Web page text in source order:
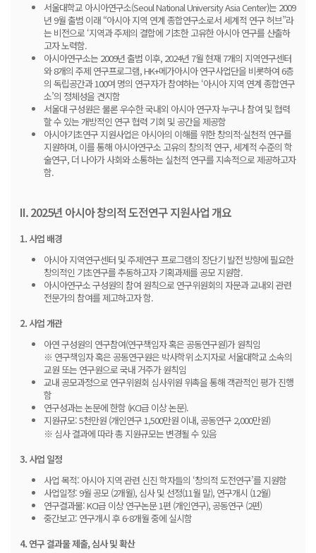
서울대학교 아시아연구소(Seoul National University Asia Center)는 2009
년 9월 출범 이래 “아시아 지역 연계 종합연구소로서 세계적 연구 허브”라
는 비전으로 ‘지역과 주제의 결합에 기초한 고유한 아시아 연구를 산출하
고자 노력함.
아시아연구소는 2009년 출범 이후, 2024년 7월 현재 7개의 지역연구센터
와 8개의 주제 연구프로그램, HK+메가아시아 연구사업단을 비롯하여 6층
의 독립공간과 100여 명의 연구자가 참여하는 ‘아시아 지역 연계 종합연구
소’의 정체성을 견지함
서울대 구성원은 물론 우수한 국내외 아시아 연구자 누구나 참여 및 협력
할 수 있는 개방적인 연구 협력 기회 및 공간을 제공함
아시아기초연구 지원사업은 아시아의 이해를 위한 창의적·실천적 연구를
지원하며, 이를 통해 아시아연구소 고유의 창의적 연구, 세계적 수준의 학
술연구, 더 나아가 사회와 소통하는 실천적 연구를 지속적으로 제공하고자
함.
II. 2025년 아시아 창의적 도전연구 지원사업 개요
1. 사업 배경
아시아 지역연구센터 및 주제연구 프로그램의 장단기 발전 방향에 필요한
창의적인 기초연구를 추동하고자 기획과제를 공모 지원함.
아시아연구소 구성원의 참여 원칙으로 연구위원회의 자문과 교내외 관련
전문가의 참여를 제고하고자 함.
2. 사업 개관
아연 구성원의 연구참여(연구책임자 혹은 공동연구원)가 원칙임
※ 연구책임자 혹은 공동연구원은 박사학위 소지자로 서울대학교 소속의
교원 또는 연구원으로 국내 거주가 원칙임
교내 공모과정으로 연구위원회 심사위원 위촉을 통해 객관적인 평가 진행
함
연구성과는 논문에 한함 (KCI급 이상 논문).
지원규모: 5천만원 (개인연구 1,500만원 이내, 공동연구 2,000만원)
※ 심사 결과에 따라 총 지원규모는 변경될 수 있음
3. 사업 일정
사업 목적: 아시아 지역 관련 신진 학자들의 ‘창의적 도전연구’를 지원함
사업일정: 9월 공모 (2개월), 심사 및 선정(11월 말), 연구개시 (12월)
연구결과물: KCI급 이상 연구논문 1편 (개인연구), 공동연구 (2편)
중간보고: 연구개시 후 6-8개월 중에 실시함
4. 연구 결과물 제출, 심사 및 확산